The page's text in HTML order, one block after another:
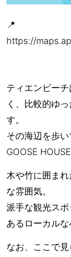
📍
https://
ティエンビー
く、比較的ゆ
す。
その海辺を歩
GOOSE
木や竹に囲ま
な雰囲気。
派手な観光ス
あるローカルな
なお、ここで